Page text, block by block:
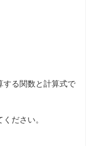
する関数と計算式で
ださい。